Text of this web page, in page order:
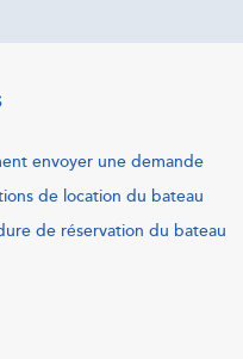
envoyer une demande
de location du bateau
de réservation du bateau